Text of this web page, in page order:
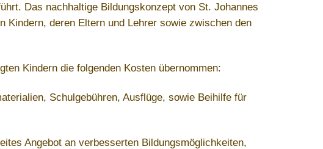
Das nachhaltige Bildungskonzept von St. Johannes
Kindern, deren Eltern und Lehrer sowie zwischen den
Kindern die folgenden Kosten übernommen:
Schulgebühren, Ausflüge, sowie Beihilfe für
Angebot an verbesserten Bildungsmöglichkeiten,